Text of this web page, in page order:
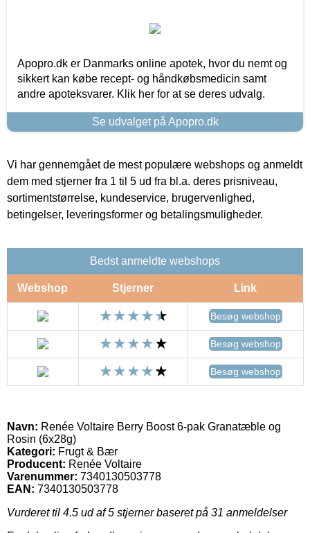
Apopro.dk er Danmarks online apotek, hvor du nemt og
sikkert kan købe recept- og håndkøbsmedicin samt
andre apoteksvarer. Klik her for at se deres udvalg.
Se udvalget på Apopro.dk
Vi har gennemgået de mest populære webshops og anmeldt
dem med stjerner fra 1 til 5 ud fra bl.a. deres prisniveau,
sortimentstørrelse, kundeservice, brugervenlighed,
betingelser, leveringsformer og betalingsmuligheder.
Bedst anmeldte webshops
Webshop Stjerner Link
Besøg webshop
Besøg webshop
Besøg webshop
Navn: Renée Voltaire Berry Boost 6-pak Granatæble og
Rosin (6x28g)
Kategori: Frugt & Bær
Producent: Renée Voltaire
Varenummer: 7340130503778
EAN: 7340130503778
Vurderet til 4.5 ud af 5 stjerner baseret på 31 anmeldelser